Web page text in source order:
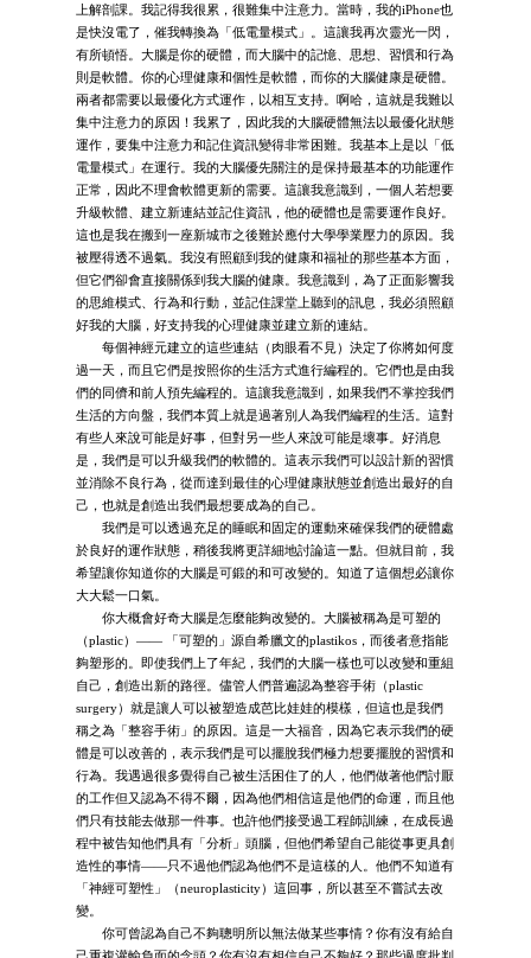
上解剖課。我記得我很累，很難集中注意力。當時，我的iPhone也
是快沒電了，催我轉換為「低電量模式」。這讓我再次靈光一閃，
有所頓悟。大腦是你的硬體，而大腦中的記憶、思想、習慣和行為
則是軟體。你的心理健康和個性是軟體，而你的大腦健康是硬體。
兩者都需要以最優化方式運作，以相互支持。啊哈，這就是我難以
集中注意力的原因！我累了，因此我的大腦硬體無法以最優化狀態
運作，要集中注意力和記住資訊變得非常困難。我基本上是以「低
電量模式」在運行。我的大腦優先關注的是保持最基本的功能運作
正常，因此不理會軟體更新的需要。這讓我意識到，一個人若想要
升級軟體、建立新連結並記住資訊，他的硬體也是需要運作良好。
這也是我在搬到一座新城市之後難於應付大學學業壓力的原因。我
被壓得透不過氣。我沒有照顧到我的健康和福祉的那些基本方面，
但它們卻會直接關係到我大腦的健康。我意識到，為了正面影響我
的思維模式、行為和行動，並記住課堂上聽到的訊息，我必須照顧
好我的大腦，好支持我的心理健康並建立新的連結。
每個神經元建立的這些連結（肉眼看不見）決定了你將如何度
過一天，而且它們是按照你的生活方式進行編程的。它們也是由我
們的同儕和前人預先編程的。這讓我意識到，如果我們不掌控我們
生活的方向盤，我們本質上就是過著別人為我們編程的生活。這對
有些人來說可能是好事，但對另一些人來說可能是壞事。好消息
是，我們是可以升級我們的軟體的。這表示我們可以設計新的習慣
並消除不良行為，從而達到最佳的心理健康狀態並創造出最好的自
己，也就是創造出我們最想要成為的自己。
我們是可以透過充足的睡眠和固定的運動來確保我們的硬體處
於良好的運作狀態，稍後我將更詳細地討論這一點。但就目前，我
希望讓你知道你的大腦是可鍛的和可改變的。知道了這個想必讓你
大大鬆一口氣。
你大概會好奇大腦是怎麼能夠改變的。大腦被稱為是可塑的
（plastic）—— 「可塑的」源自希臘文的plastikos，而後者意指能
夠塑形的。即使我們上了年紀，我們的大腦一樣也可以改變和重組
自己，創造出新的路徑。儘管人們普遍認為整容手術（plastic
surgery）就是讓人可以被塑造成芭比娃娃的模樣，但這也是我們
稱之為「整容手術」的原因。這是一大福音，因為它表示我們的硬
體是可以改善的，表示我們是可以擺脫我們極力想要擺脫的習慣和
行為。我遇過很多覺得自己被生活困住了的人，他們做著他們討厭
的工作但又認為不得不爾，因為他們相信這是他們的命運，而且他
們只有技能去做那一件事。也許他們接受過工程師訓練，在成長過
程中被告知他們具有「分析」頭腦，但他們希望自己能從事更具創
造性的事情——只不過他們認為他們不是這樣的人。他們不知道有
「神經可塑性」（neuroplasticity）這回事，所以甚至不嘗試去改
變。
你可曾認為自己不夠聰明所以無法做某些事情？你有沒有給自